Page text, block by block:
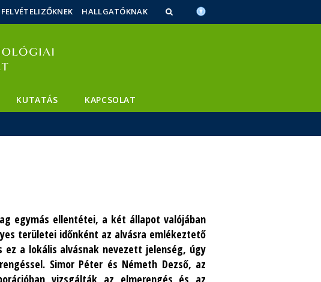
FELVÉTELIZŐKNEK HALLGATÓKNAK
KUTATÁS KAPCSOLAT
egymás ellentétei, a két állapot valójában
területei időnként az alvásra emlékeztető
a lokális alvásnak nevezett jelenség, úgy
Simor Péter és Németh Dezső, az
vizsgálták az elmerengés és az